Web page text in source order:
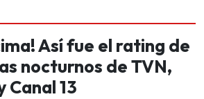
Así fue el rating de
nocturnos de TVN,
Canal 13